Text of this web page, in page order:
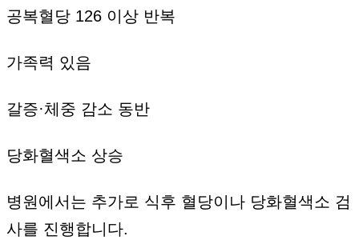
공복혈당 126 이상 반복
가족력 있음
갈증·체중 감소 동반
당화혈색소 상승
병원에서는 추가로 식후 혈당이나 당화혈색소 검
사를 진행합니다.